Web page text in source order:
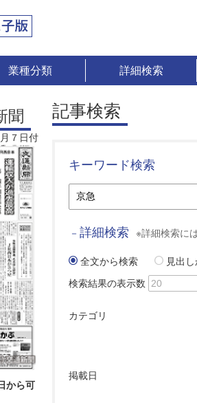
業種分類 詳細検索
聞
７日付
から可
記事検索
キーワード検索
－ 詳細検索 ※詳細検索に
全文から検索
見出
検索結果の表示数
カテゴリ
掲載日